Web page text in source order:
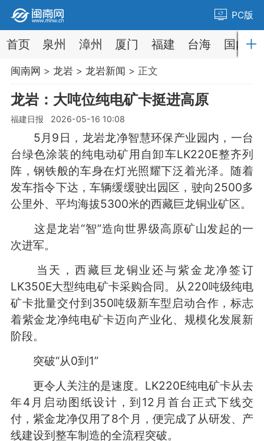
PC版
首页 泉州 漳州 厦门 福建 台海 国内
闽南网 > 龙岩> 龙岩新闻 > 正文
龙岩：大吨位纯电矿卡挺进高原
福建日报 2026-05-16 10:08
5月9日，龙岩龙净智慧环保产业园内，一台
台绿色涂装的纯电动矿用自卸车LK220E整齐列
阵，钢铁般的车身在灯光照耀下泛着光泽。随着
发车指令下达，车辆缓缓驶出园区，驶向2500多
公里外、平均海拔5300米的西藏巨龙铜业矿区。
这是龙岩“智”造向世界级高原矿山发起的一
次进军。
当天，西藏巨龙铜业还与紫金龙净签订
LK350E大型纯电矿卡采购合同。从220吨级纯电
矿卡批量交付到350吨级新车型启动合作，标志
着紫金龙净纯电矿卡迈向产业化、规模化发展新
阶段。
突破“从0到1”
更令人关注的是速度。LK220E纯电矿卡从去
年4月启动图纸设计，到12月首台正式下线交
付，紫金龙净仅用了8个月，便完成了从研发、产
线建设到整车制造的全流程突破。